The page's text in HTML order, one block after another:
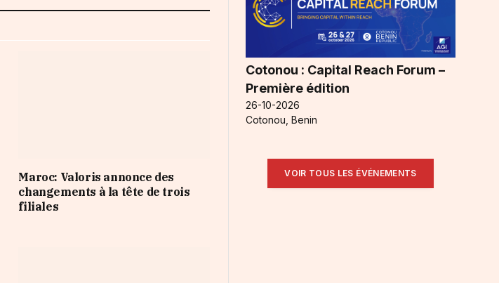
Maroc: Valoris annonce des
changements à la tête de trois
filiales
Cotonou : Capital Reach Forum –
Première édition
26-10-2026
Cotonou, Benin
VOIR TOUS LES ÉVÉNEMENTS